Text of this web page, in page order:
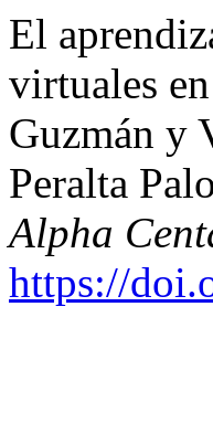
El
virtuales
Guzmán y
Peralta
Alpha
https://